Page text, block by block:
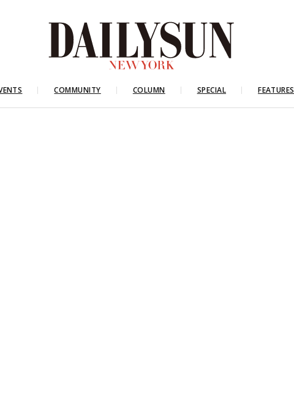
COMMUNITY COLUMN SPECIAL FEATURES